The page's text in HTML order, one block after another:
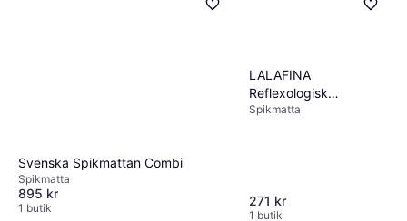
Svenska Spikmattan Combi
Spikmatta
895 kr
1 butik
LALAFINA
Reflexologisk
Träningsmatta För
Spikmatta
271 kr
1 butik